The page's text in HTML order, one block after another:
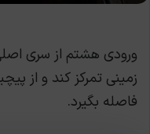
ورودی هشتم از سری
زمینی تمرکز کند و از
فاصله بگیرد.